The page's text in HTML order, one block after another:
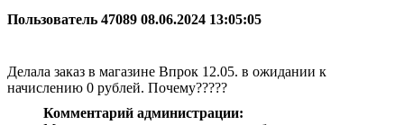
Пользователь 47089 08.06.2024 13:05:05
Делала заказ в магазине Впрок 12.05. в ожидании к
начислению 0 рублей. Почему?????
Комментарий администрации: